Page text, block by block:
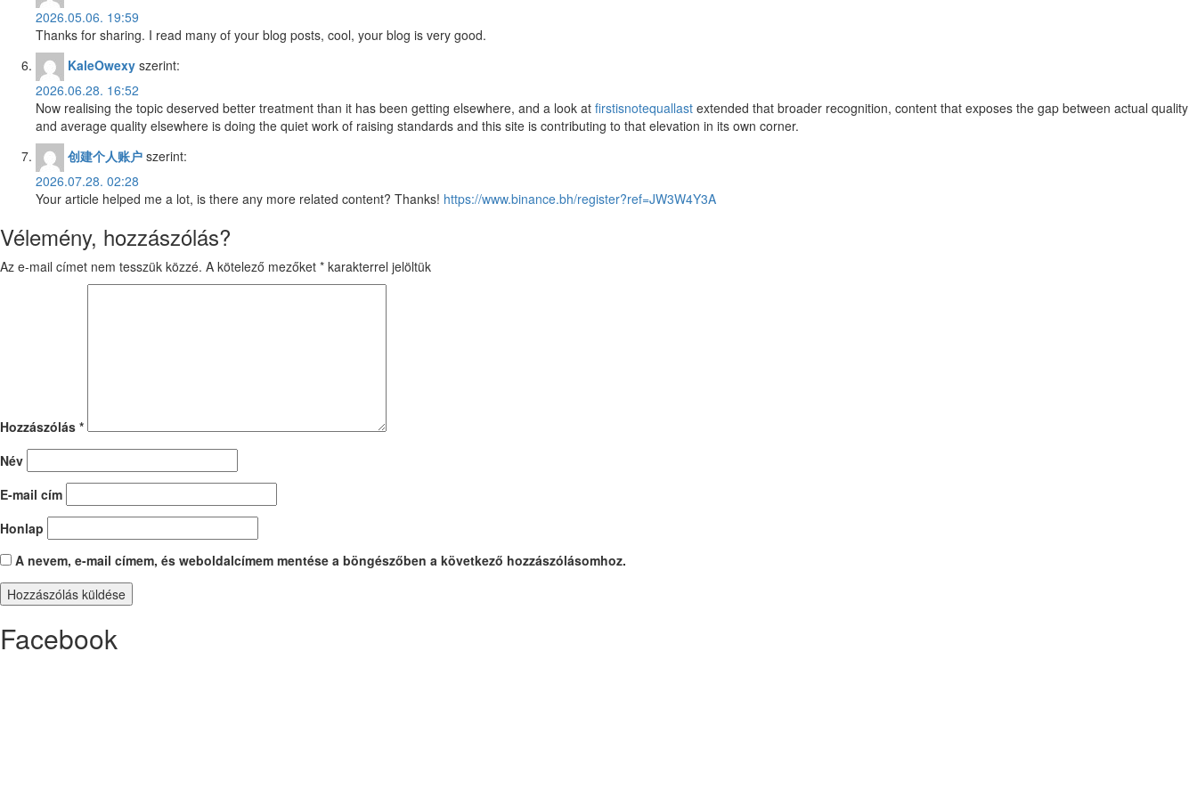
2026.05.06. 19:59
Thanks for sharing. I read many of your blog posts, cool, your blog is very good.
KaleOwexy szerint:
2026.06.28. 16:52
Now realising the topic deserved better treatment than it has been getting elsewhere, and a look at firstisnotequallast extended that broader recognition, content that exposes the gap between actual quality
and average quality elsewhere is doing the quiet work of raising standards and this site is contributing to that elevation in its own corner.
创建个人账户 szerint:
2026.07.28. 02:28
Your article helped me a lot, is there any more related content? Thanks! https://www.binance.bh/register?ref=JW3W4Y3A
Vélemény, hozzászólás?
Az e-mail címet nem tesszük közzé. A kötelező mezőket * karakterrel jelöltük
Hozzászólás *
Név
E-mail cím
Honlap
A nevem, e-mail címem, és weboldalcímem mentése a böngészőben a következő hozzászólásomhoz.
Facebook